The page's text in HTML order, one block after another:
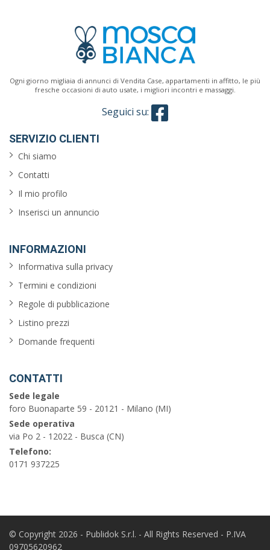
Ogni giorno migliaia di annunci di Vendita Case, appartamenti in affitto, le più
fresche occasioni di auto usate, i migliori incontri e massaggi.
Seguici su:
SERVIZIO CLIENTI
Chi siamo
Contatti
Il mio profilo
Inserisci un annuncio
INFORMAZIONI
Informativa sulla privacy
Termini e condizioni
Regole di pubblicazione
Listino prezzi
Domande frequenti
CONTATTI
Sede legale
foro Buonaparte 59 - 20121 - Milano (MI)
Sede operativa
via Po 2 - 12022 - Busca (CN)
Telefono:
0171 937225
© Copyright 2026 - Publidok S.r.l. - All Rights Reserved - P.IVA
09705620962